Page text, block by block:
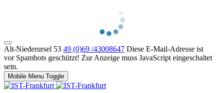
Alt-Niederursel 53 49 (0)69 /43008647 Diese E-Mail-Adresse ist
vor Spambots geschützt! Zur Anzeige muss JavaScript eingeschaltet
sein.
Mobile Menu Toggle